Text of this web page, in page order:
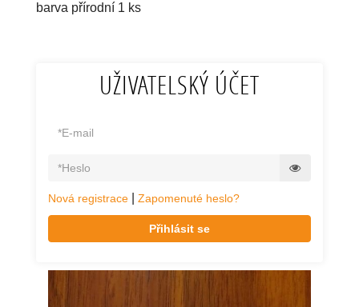
barva přírodní 1 ks
UŽIVATELSKÝ ÚČET
Nová registrace Zapomenuté heslo?
Přihlásit se